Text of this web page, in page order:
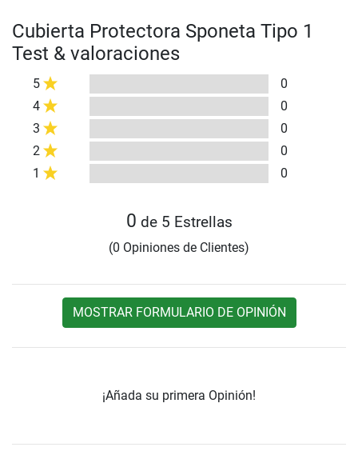
Cubierta Protectora Sponeta Tipo 1
Test & valoraciones
5
0
4
0
3
0
2
0
1
0
0 de 5 Estrellas
(0 Opiniones de Clientes)
MOSTRAR FORMULARIO DE OPINIÓN
¡Añada su primera Opinión!